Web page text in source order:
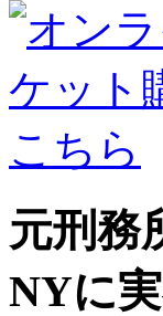
元刑務
NYに